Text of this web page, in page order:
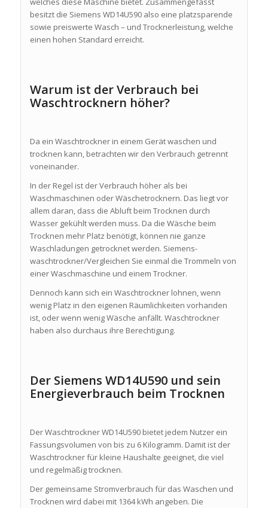
besitzt die Siemens WD14U590 also eine platzsparende
sowie preiswerte Wasch – und Trocknerleistung, welche
einen hohen Standard erreicht.
Warum ist der Verbrauch bei
Waschtrocknern höher?
Da ein Waschtrockner in einem Gerät waschen und
trocknen kann, betrachten wir den Verbrauch getrennt
voneinander.
In der Regel ist der Verbrauch höher als bei
Waschmaschinen oder Wäschetrocknern. Das liegt vor
allem daran, dass die Abluft beim Trocknen durch
Wasser gekühlt werden muss. Da die Wäsche beim
Trocknen mehr Platz benötigt, können nie ganze
Waschladungen getrocknet werden. Siemens-
waschtrockner/Vergleichen Sie einmal die Trommeln von
einer Waschmaschine und einem Trockner.
Dennoch kann sich ein Waschtrockner lohnen, wenn
wenig Platz in den eigenen Räumlichkeiten vorhanden
ist, oder wenn wenig Wäsche anfällt. Waschtrockner
haben also durchaus ihre Berechtigung.
Der Siemens WD14U590 und sein
Energieverbrauch beim Trocknen
Der Waschtrockner WD14U590 bietet jedem Nutzer ein
Fassungsvolumen von bis zu 6 Kilogramm. Damit ist der
Waschtrockner für kleine Haushalte geeignet, die viel
und regelmäßig trocknen.
Der gemeinsame Stromverbrauch für das Waschen und
Trocknen wird dabei mit 1364 kWh angeben. Die